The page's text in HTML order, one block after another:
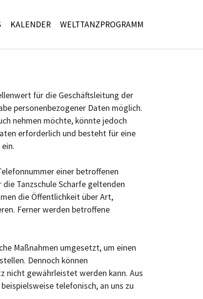
KALENDER WELTTANZPROGRAMM
für die Geschäftsleitung der
personenbezogener Daten möglich.
nehmen möchte, könnte jedoch
erforderlich und besteht für eine
einer betroffenen
Tanzschule Scharfe geltenden
die Öffentlichkeit über Art,
Ferner werden betroffene
Maßnahmen umgesetzt, um einen
Dennoch können
nicht gewährleistet werden kann. Aus
telefonisch, an uns zu